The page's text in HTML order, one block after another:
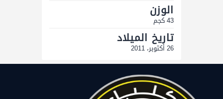
الوزن
43 كجم
تاريخ الميلاد
26 أكتوبر، 2011